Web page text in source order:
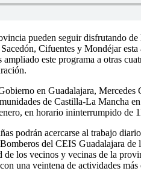
pueden seguir disfrutando
Cifuentes y Mondéjar
este programa a otras
en Guadalajara,
de Castilla-La Mancha
en horario ininterrumpido de
podrán acercarse al trabajo
del CEIS Guadalajara de
los vecinos y vecinas de la
una veintena de actividades